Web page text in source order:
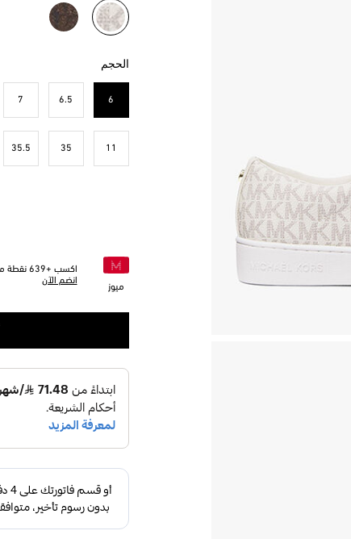
مختار
الحجم
6
6.5
7
11
35
35.5
ميوز
اكسب +639 نقطة
انضم الآن